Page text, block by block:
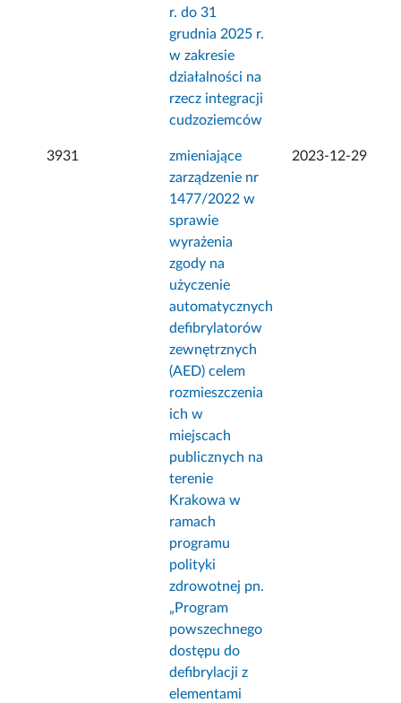
r. do 31
grudnia 2025 r.
w zakresie
działalności na
rzecz integracji
cudzoziemców
3931
zmieniające
zarządzenie nr
1477/2022 w
sprawie
wyrażenia
zgody na
użyczenie
automatycznych
defibrylatorów
zewnętrznych
(AED) celem
rozmieszczenia
ich w
miejscach
publicznych na
terenie
Krakowa w
ramach
programu
polityki
zdrowotnej pn.
„Program
powszechnego
dostępu do
defibrylacji z
elementami
2023-12-29